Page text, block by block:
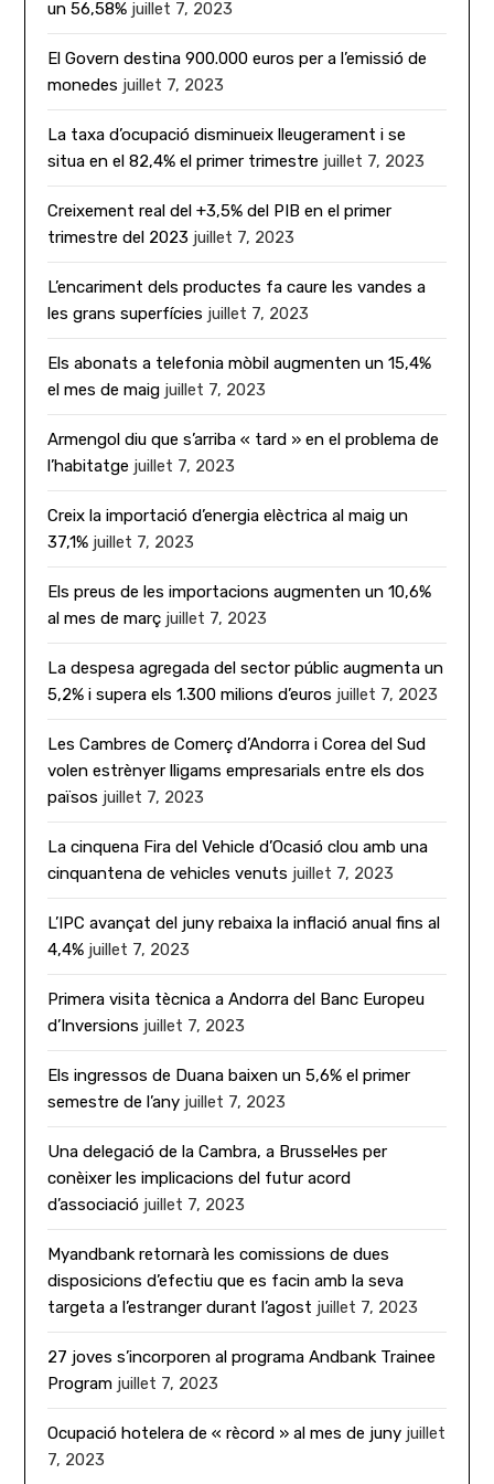
un 56,58% juillet 7, 2023
El Govern destina 900.000 euros per a l’emissió de
monedes juillet 7, 2023
La taxa d’ocupació disminueix lleugerament i se
situa en el 82,4% el primer trimestre juillet 7, 2023
Creixement real del +3,5% del PIB en el primer
trimestre del 2023 juillet 7, 2023
L’encariment dels productes fa caure les vandes a
les grans superfícies juillet 7, 2023
Els abonats a telefonia mòbil augmenten un 15,4%
el mes de maig juillet 7, 2023
Armengol diu que s’arriba « tard » en el problema de
l’habitatge juillet 7, 2023
Creix la importació d’energia elèctrica al maig un
37,1% juillet 7, 2023
Els preus de les importacions augmenten un 10,6%
al mes de març juillet 7, 2023
La despesa agregada del sector públic augmenta un
5,2% i supera els 1.300 milions d’euros juillet 7, 2023
Les Cambres de Comerç d’Andorra i Corea del Sud
volen estrènyer lligams empresarials entre els dos
països juillet 7, 2023
La cinquena Fira del Vehicle d’Ocasió clou amb una
cinquantena de vehicles venuts juillet 7, 2023
L’IPC avançat del juny rebaixa la inflació anual fins al
4,4% juillet 7, 2023
Primera visita tècnica a Andorra del Banc Europeu
d’Inversions juillet 7, 2023
Els ingressos de Duana baixen un 5,6% el primer
semestre de l’any juillet 7, 2023
Una delegació de la Cambra, a Brussel·les per
conèixer les implicacions del futur acord
d’associació juillet 7, 2023
Myandbank retornarà les comissions de dues
disposicions d’efectiu que es facin amb la seva
targeta a l’estranger durant l’agost juillet 7, 2023
27 joves s’incorporen al programa Andbank Trainee
Program juillet 7, 2023
Ocupació hotelera de « rècord » al mes de juny juillet
7, 2023